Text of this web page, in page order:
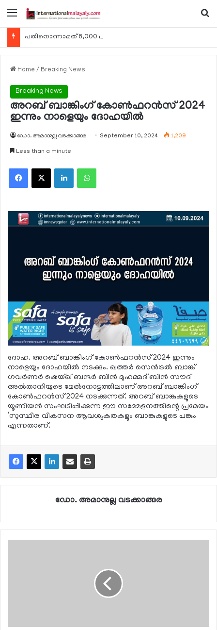
Menu
Home / Breaking News
Breaking News
അറബ് ബാങ്കിംഗ് കോണ്‍ഫറന്‍സ് 2024
ഇന്നും നാളെയും ദോഹയില്‍
ഡോ. അമാനുല്ല വടക്കാങ്ങര September 10, 2024 1,209
Less than a minute
Facebook
X LinkedInWhatsApp
ദോഹ. അറബ് ബാങ്കിംഗ് കോണ്‍ഫറന്‍സ് 2024 ഇന്നും
നാളെയും ദോഹയില്‍ നടക്കും. ഖത്തര്‍ സെന്‍ട്രല്‍ ബാങ്ക്
ഗവര്‍ണര്‍ ഷെയ്ഖ് ബന്ദര്‍ ബിന്‍ മുഹമ്മദ് ബിന്‍ സൗദ്
അല്‍താനിയുടെ മേല്‍നോട്ടത്തിലാണ് അറബ് ബാങ്കിംഗ്
കോണ്‍ഫറന്‍സ് 2024 നടക്കുന്നത്. അറബ് ബാങ്കുകളുടെ
യൂണിയന്‍ സംഘടിപ്പിക്കുന്ന ഈ സമ്മേളനത്തിന്റെ പ്രമേയം
‘സുസ്ഥിര വികസന ആവശ്യകതകളും ബാങ്കുകളുടെ പങ്കും
എന്നതാണ്.
ഡോ. അമാനുല്ല വടക്കാങ്ങര